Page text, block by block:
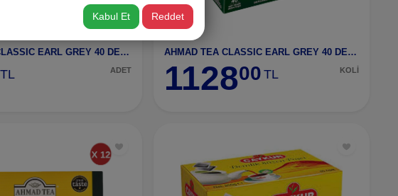
AHMAD TEA CLASSIC EARL GREY 40 DEMLİK ÇAY-2800
TL ADET
AHMAD TEA CLASSIC EARL GREY 40 DEMLİK ÇAY-2800 12 ADET
112800 TL KOLİ
Kabul Et Reddet